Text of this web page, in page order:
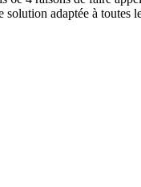
adaptée à toutes